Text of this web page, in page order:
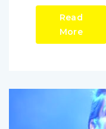
Read
More